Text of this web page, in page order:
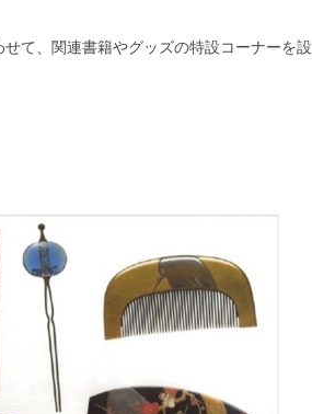
せて、関連書籍やグッズの特設コーナーを設